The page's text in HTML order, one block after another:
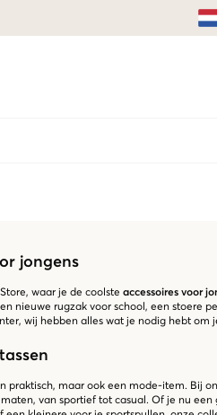
jongens
waar je de coolste accessoires voor
nieuwe rugzak voor school, een stoere
wij hebben alles wat je nodig hebt om
praktisch, maar ook een mode-item. Bij
van sportief tot casual. Of je nu een